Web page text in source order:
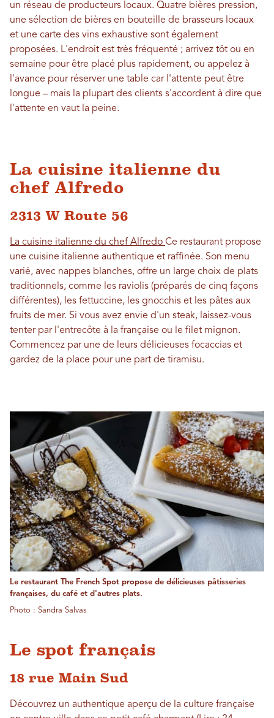
un réseau de producteurs locaux. Quatre bières pression,
une sélection de bières en bouteille de brasseurs locaux
et une carte des vins exhaustive sont également
proposées. L'endroit est très fréquenté ; arrivez tôt ou en
semaine pour être placé plus rapidement, ou appelez à
l'avance pour réserver une table car l'attente peut être
longue – mais la plupart des clients s'accordent à dire que
l'attente en vaut la peine.
La cuisine italienne du
chef Alfredo
2313 W Route 56
La cuisine italienne du chef Alfredo Ce restaurant propose
une cuisine italienne authentique et raffinée. Son menu
varié, avec nappes blanches, offre un large choix de plats
traditionnels, comme les raviolis (préparés de cinq façons
différentes), les fettuccine, les gnocchis et les pâtes aux
fruits de mer. Si vous avez envie d'un steak, laissez-vous
tenter par l'entrecôte à la française ou le filet mignon.
Commencez par une de leurs délicieuses focaccias et
gardez de la place pour une part de tiramisu.
Le restaurant The French Spot propose de délicieuses pâtisseries
françaises, du café et d'autres plats.
Photo : Sandra Salvas
Le spot français
18 rue Main Sud
Découvrez un authentique aperçu de la culture française